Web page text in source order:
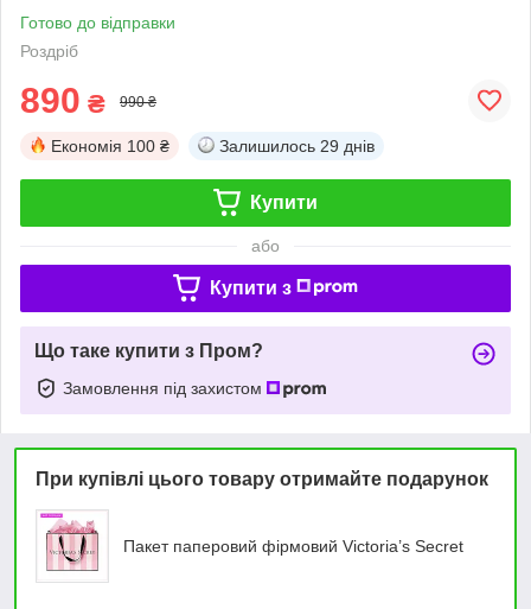
Готово до відправки
Роздріб
890 ₴ 990 ₴
Економія 100 ₴ Залишилось 29 днів
Купити
або
Купити з
Що таке купити з Пром?
Замовлення під захистом
При купівлі цього товару отримайте подарунок
Пакет паперовий фірмовий Victoria’s Secret